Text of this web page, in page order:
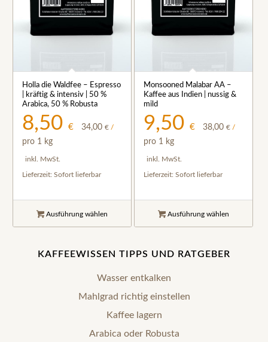
Holla die Waldfee – Espresso
| kräftig & intensiv | 50 %
Arabica, 50 % Robusta
8,50€ 34,00€ /
pro 1 kg
inkl. MwSt.
Lieferzeit:Sofort lieferbar
Ausführung wählen
Monsooned Malabar AA –
Kaffee aus Indien | nussig &
mild
9,50 € 38,00 €/
pro 1 kg
inkl. MwSt.
Lieferzeit: Sofort lieferbar
Ausführung wählen
KAFFEEWISSEN TIPPS UND RATGEBER
Wasser entkalken
Mahlgrad richtig einstellen
Kaffee lagern
Arabica oder Robusta